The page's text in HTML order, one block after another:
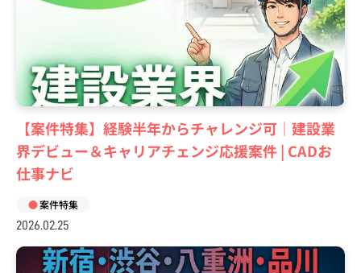
【案件特集】経験半年からチャレンジ可｜建設業
界デビュー＆キャリアチェンジ応援案件 | CADお
仕事ナビ
案件特集
2026.02.25